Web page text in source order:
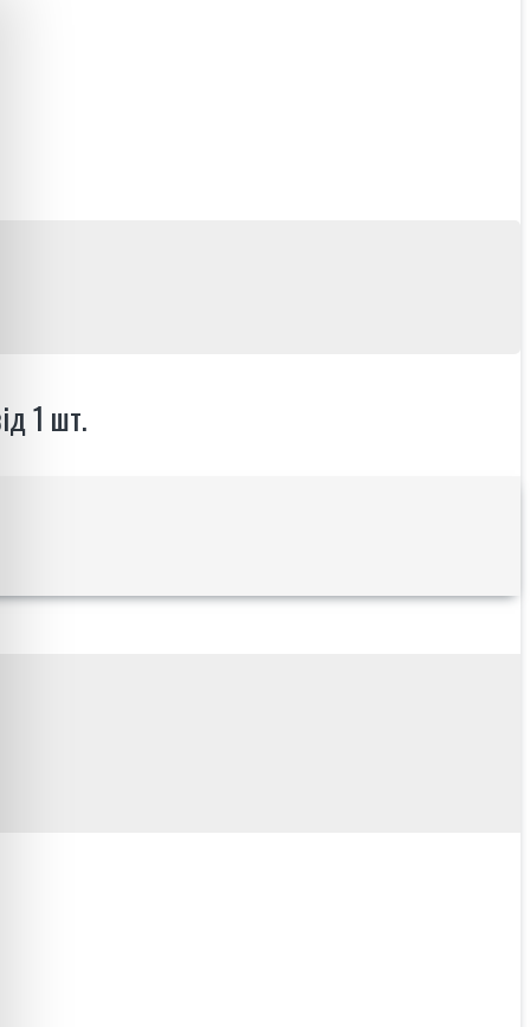
1 шт.